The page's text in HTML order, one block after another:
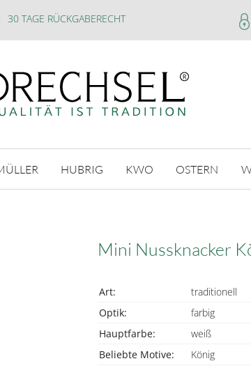
30 TAGE RÜCKGABERECHT
HUBRIG KWO OSTERN
Mini Nussknacker
Art:
traditionell
Optik:
farbig
Hauptfarbe:
weiß
Beliebte Motive:
König